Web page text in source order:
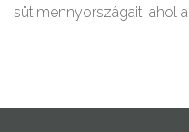
sütimennyországait, ahol